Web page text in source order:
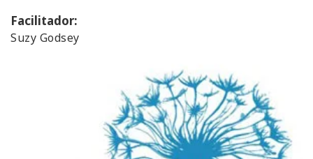
Facilitador:
Suzy Godsey